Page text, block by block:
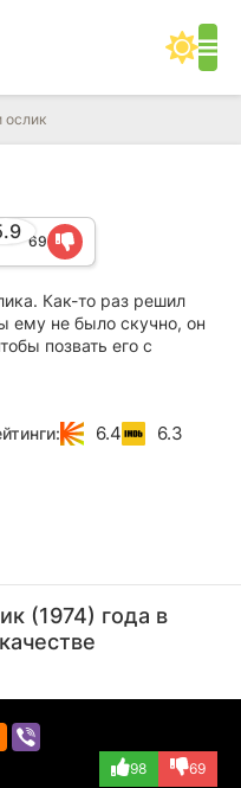
ослик
69
Как-то раз решил
ему не было скучно, он
позвать его с
6.4 6.3
(1974) года в
98 69